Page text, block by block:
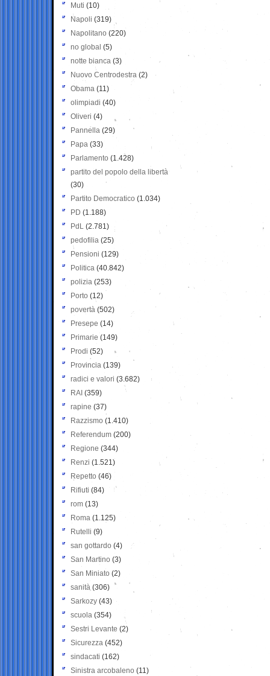
Muti (10)
Napoli (319)
Napolitano (220)
no global (5)
notte bianca (3)
Nuovo Centrodestra (2)
Obama (11)
olimpiadi (40)
Oliveri (4)
Pannella (29)
Papa (33)
Parlamento (1.428)
partito del popolo della libertà
(30)
Partito Democratico (1.034)
PD (1.188)
PdL (2.781)
pedofilia (25)
Pensioni (129)
Politica (40.842)
polizia (253)
Porto (12)
povertà (502)
Presepe (14)
Primarie (149)
Prodi (52)
Provincia (139)
radici e valori (3.682)
RAI (359)
rapine (37)
Razzismo (1.410)
Referendum (200)
Regione (344)
Renzi (1.521)
Repetto (46)
Rifiuti (84)
rom (13)
Roma (1.125)
Rutelli (9)
san gottardo (4)
San Martino (3)
San Miniato (2)
sanità (306)
Sarkozy (43)
scuola (354)
Sestri Levante (2)
Sicurezza (452)
sindacati (162)
Sinistra arcobaleno (11)